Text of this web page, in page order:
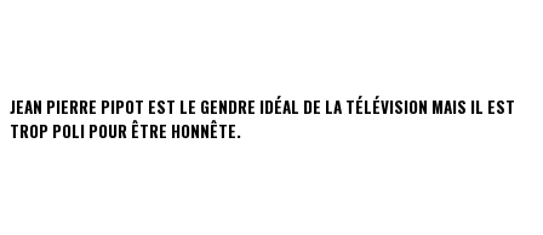
JEAN PIERRE PIPOT EST LE GENDRE IDÉAL DE LA TÉLÉVISION MAIS IL EST
TROP POLI POUR ÊTRE HONNÊTE.